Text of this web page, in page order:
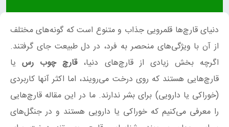
دنیای قارچ‌ها قلمرویی جذاب و متنوع است که گونه‌های مختلف
از آن با ویژگی‌های منحصر به فرد، در دل طبیعت جای گرفتند.
اگرچه بخش زیادی از قارچ‌های دنیا،قارچ چوب رسیا
قارچ‌هایی هستند که روی درخت می‌رویند، اما اکثر آنها کاربردی
(خوراکی یا دارویی) برای بشر ندارند. ما در این مقاله قارچ‌هایی
را معرفی می‌کنیم که خوراکی یا دارویی هستند و در جنگل‌های